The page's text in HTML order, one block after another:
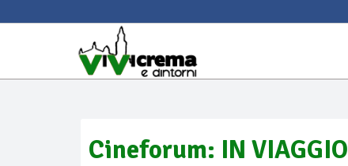
Cineforum: IN VIAGGIO